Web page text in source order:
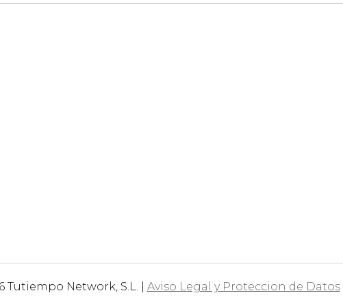
Network, S.L. | Aviso Legal y Proteccion de Datos|